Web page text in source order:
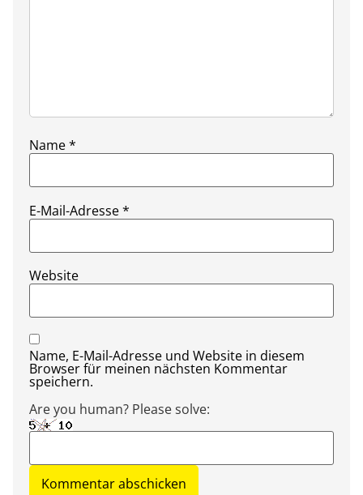
Name*
E-Mail-Adresse*
Website
Name, E-Mail-Adresse und Website in diesem
Browser für meinen nächsten Kommentar
speichern.
Are you human? Please solve: